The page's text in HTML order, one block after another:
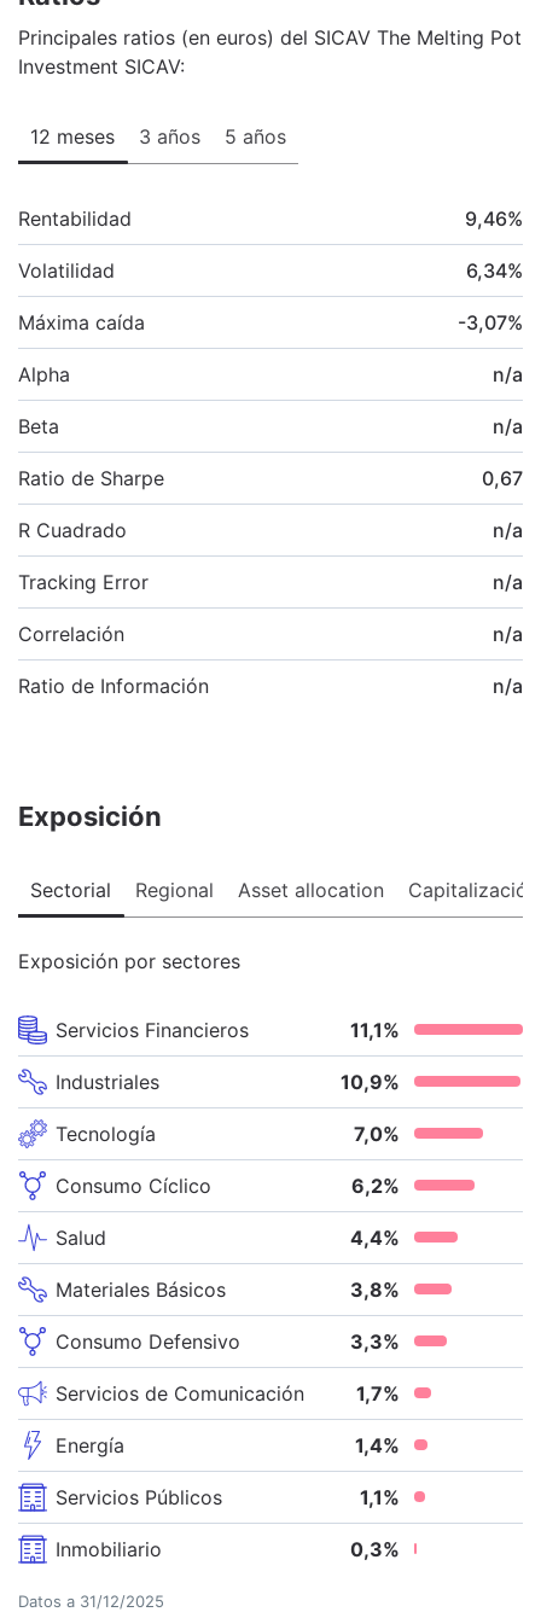
Principales ratios (en euros) del SICAV The Melting Pot
Investment SICAV:
12 meses 3 años 5 años
Rentabilidad 9,46%
Volatilidad 6,34%
Máxima caída -3,07%
Alpha n/a
Beta n/a
Ratio de Sharpe 0,67
R Cuadrado n/a
Tracking Error n/a
Correlación n/a
Ratio de Información n/a
Exposición
Sectorial Regional Asset allocation Capitalización
Exposición por sectores
Servicios Financieros 11,1%
Industriales 10,9%
Tecnología 7,0%
Consumo Cíclico 6,2%
Salud 4,4%
Materiales Básicos 3,8%
Consumo Defensivo 3,3%
Servicios de Comunicación 1,7%
Energía 1,4%
Servicios Públicos 1,1%
Inmobiliario 0,3%
Datos a 31/12/2025